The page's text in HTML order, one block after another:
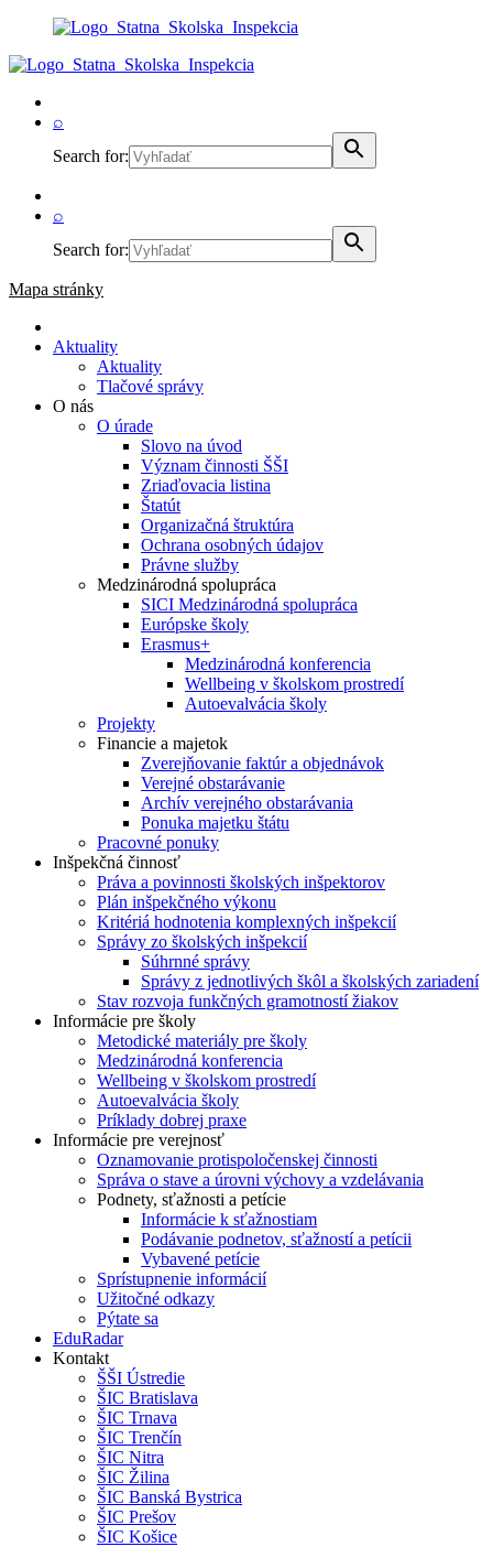
⌕
Search for:
⌕
Search for:
Mapa stránky
Aktuality
Aktuality
Tlačové správy
O nás
O úrade
Slovo na úvod
Význam činnosti ŠŠI
Zriaďovacia listina
Štatút
Organizačná štruktúra
Ochrana osobných údajov
Právne služby
Medzinárodná spolupráca
SICI Medzinárodná spolupráca
Európske školy
Erasmus+
Medzinárodná konferencia
Wellbeing v školskom prostredí
Autoevalvácia školy
Projekty
Financie a majetok
Zverejňovanie faktúr a objednávok
Verejné obstarávanie
Archív verejného obstarávania
Ponuka majetku štátu
Pracovné ponuky
Inšpekčná činnosť
Práva a povinnosti školských inšpektorov
Plán inšpekčného výkonu
Kritériá hodnotenia komplexných inšpekcií
Správy zo školských inšpekcií
Súhrnné správy
Správy z jednotlivých škôl a školských zariadení
Stav rozvoja funkčných gramotností žiakov
Informácie pre školy
Metodické materiály pre školy
Medzinárodná konferencia
Wellbeing v školskom prostredí
Autoevalvácia školy
Príklady dobrej praxe
Informácie pre verejnosť
Oznamovanie protispoločenskej činnosti
Správa o stave a úrovni výchovy a vzdelávania
Podnety, sťažnosti a petície
Informácie k sťažnostiam
Podávanie podnetov, sťažností a petícii
Vybavené petície
Sprístupnenie informácií
Užitočné odkazy
Pýtate sa
EduRadar
Kontakt
ŠŠI Ústredie
ŠIC Bratislava
ŠIC Trnava
ŠIC Trenčín
ŠIC Nitra
ŠIC Žilina
ŠIC Banská Bystrica
ŠIC Prešov
ŠIC Košice